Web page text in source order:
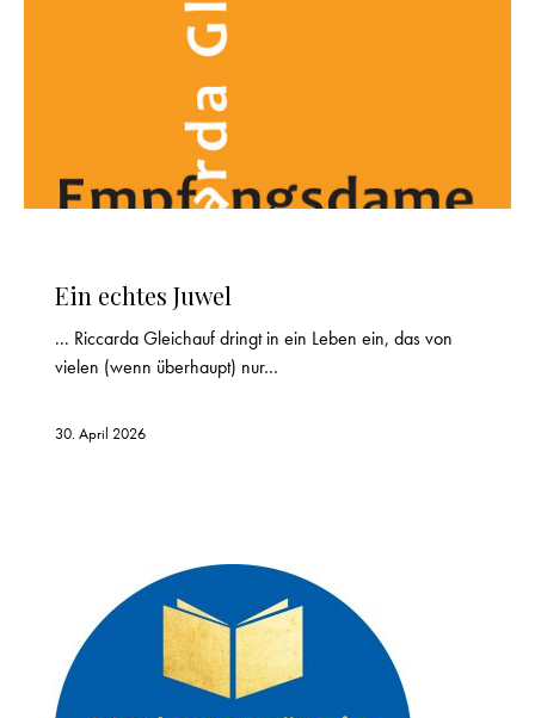
Ein echtes Juwel
... Riccarda Gleichauf dringt in ein Leben ein, das von
vielen (wenn überhaupt) nur…
30. April 2026